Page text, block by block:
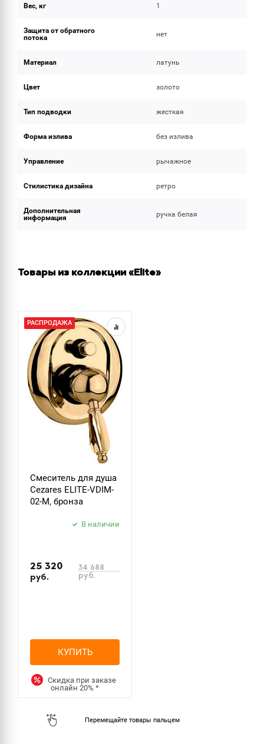
Вес, кг 1
Защита от обратного
потока
нет
Материал латунь
Цвет золото
Тип подводки жесткая
Форма излива без излива
Управление рычажное
Стилистика дизайна ретро
Дополнительная
информация
ручка белая
Товары из коллекции «Elite»
РАСПРОДАЖА
Смеситель для душа
Cezares ELITE-VDIM-
02-M, бронза
В наличии
25 320
руб.
34 688
руб.
КУПИТЬ
Скидка при заказе
онлайн20%*